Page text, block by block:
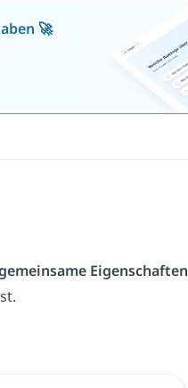
🚀
Eigenschaften
.